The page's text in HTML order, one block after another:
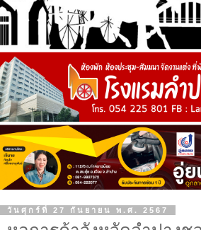
วันศุกร์ที่ 27 กันยายน พ.ศ. 2567